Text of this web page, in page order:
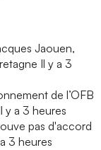
Jaouen,
Il y a 3
de l’OFB
y a 3 heures
pas d'accord
3 heures